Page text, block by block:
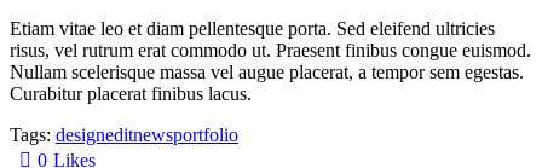
Etiam vitae leo et diam pellentesque porta. Sed eleifend ultricies
risus, vel rutrum erat commodo ut. Praesent finibus congue euismod.
Nullam scelerisque massa vel augue placerat, a tempor sem egestas.
Curabitur placerat finibus lacus.
Tags: designeditnewsportfolio
0 Likes